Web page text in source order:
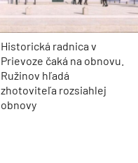
Historická radnica v
Prievoze čaká na obnovu.
Ružinov hľadá
zhotoviteľa rozsiahlej
obnovy